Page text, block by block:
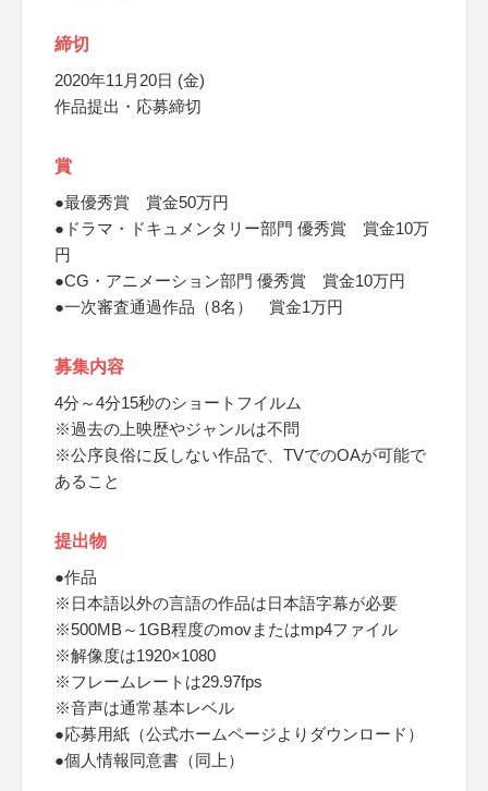
締切
2020年11月20日 (金)
作品提出・応募締切
賞
●最優秀賞 賞金50万円
●ドラマ・ドキュメンタリー部門 優秀賞 賞金10万
円
●CG・アニメーション部門 優秀賞 賞金10万円
●一次審査通過作品（8名） 賞金1万円
募集内容
4分～4分15秒のショートフイルム
※過去の上映歴やジャンルは不問
※公序良俗に反しない作品で、TVでのOAが可能で
あること
提出物
●作品
※日本語以外の言語の作品は日本語字幕が必要
※500MB～1GB程度のmovまたはmp4ファイル
※解像度は1920×1080
※フレームレートは29.97fps
※音声は通常基本レベル
●応募用紙（公式ホームページよりダウンロード）
●個人情報同意書（同上）